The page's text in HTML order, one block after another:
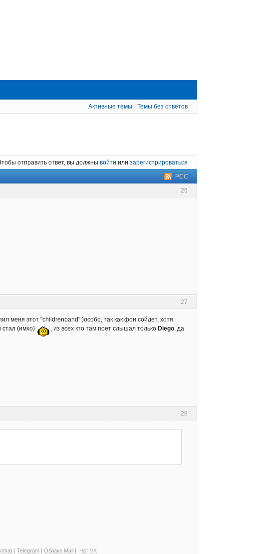
Активные темы Темы без ответов
отправить ответ, вы должны войти или зарегистрироваться
РСС
26
27
меня этот "childrenband":)особо, так как фон сойдет, хотя
стал (имхо)
, из всех кто там поет слышал только Diego, да
28
| Telegram | Облако Mail | Чат VK